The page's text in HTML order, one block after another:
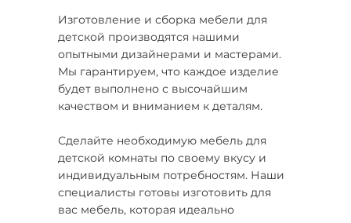
Изготовление и сборка мебели для
детской производятся нашими
опытными дизайнерами и мастерами.
Мы гарантируем, что каждое изделие
будет выполнено с высочайшим
качеством и вниманием к деталям.
Сделайте необходимую мебель для
детской комнаты по своему вкусу и
индивидуальным потребностям. Наши
специалисты готовы изготовить для
вас мебель, которая идеально